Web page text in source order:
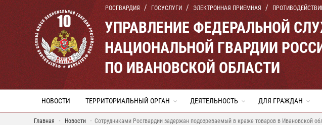
РОСГВАРДИЯ ГОСУСЛУГИ ЭЛЕКТРОННАЯ ПРИЕМНАЯ
УПРАВЛЕНИЕ ФЕДЕРАЛЬНОЙ
НАЦИОНАЛЬНОЙ ГВАРДИИ
ПО ИВАНОВСКОЙ ОБЛАСТИ
НОВОСТИ ТЕРРИТОРИАЛЬНЫЙ ОРГАН ДЕЯТЕЛЬНОСТЬ ДЛЯ ГРАЖДАН
Главная Новости Сотрудниками Росгвардии задержан подозреваемый в краже товаров в Ивановской